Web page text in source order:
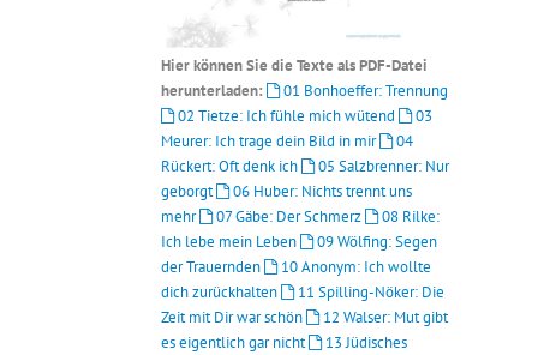
Hier können Sie die Texte als PDF-Datei
herunterladen:
01 Bonhoeffer: Trennung
02 Tietze: Ich fühle mich wütend
03
Meurer: Ich trage dein Bild in mir
04
Rückert: Oft denk ich
05 Salzbrenner: Nur
geborgt
06 Huber: Nichts trennt uns
mehr
07 Gäbe: Der Schmerz
08 Rilke:
Ich lebe mein Leben
09 Wölfing: Segen
der Trauernden
10 Anonym: Ich wollte
dich zurückhalten
11 Spilling-Nöker: Die
Zeit mit Dir war schön
12 Walser: Mut gibt
es eigentlich gar nicht
13 Jüdisches